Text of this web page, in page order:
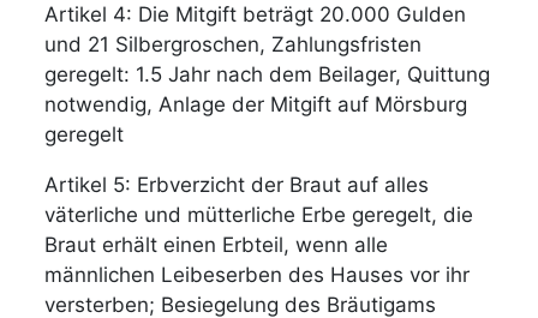
Artikel 4: Die Mitgift beträgt 20.000 Gulden
und 21 Silbergroschen, Zahlungsfristen
geregelt: 1.5 Jahr nach dem Beilager, Quittung
notwendig, Anlage der Mitgift auf Mörsburg
geregelt
Artikel 5: Erbverzicht der Braut auf alles
väterliche und mütterliche Erbe geregelt, die
Braut erhält einen Erbteil, wenn alle
männlichen Leibeserben des Hauses vor ihr
versterben; Besiegelung des Bräutigams